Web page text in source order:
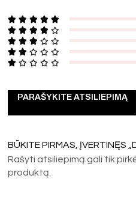
PARAŠYKITE ATSILIEPIMĄ
BŪKITE PIRMAS, ĮVERTINĘS
Rašyti atsiliepimą gali tik
produktą.